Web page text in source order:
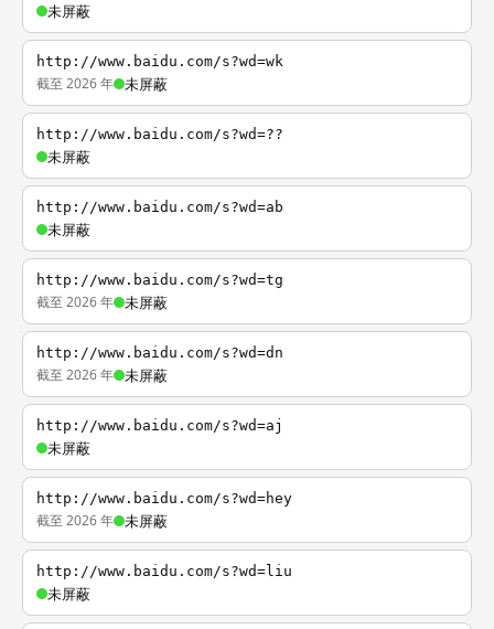
未屏蔽
http://www.baidu.com/s?wd=wk
截至 2026 年 未屏蔽
http://www.baidu.com/s?wd=??
未屏蔽
http://www.baidu.com/s?wd=ab
未屏蔽
http://www.baidu.com/s?wd=tg
截至 2026 年 未屏蔽
http://www.baidu.com/s?wd=dn
截至 2026 年 未屏蔽
http://www.baidu.com/s?wd=aj
未屏蔽
http://www.baidu.com/s?wd=hey
截至 2026 年 未屏蔽
http://www.baidu.com/s?wd=liu
未屏蔽